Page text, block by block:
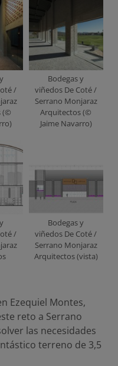
/
(©
Bodegas y
viñedos De Coté /
Serrano Monjaraz
Arquitectos (©
Jaime Navarro)
/
Bodegas y
viñedos De Coté /
Serrano Monjaraz
Arquitectos (vista)
Ezequiel Montes,
reto a Serrano
las necesidades
terreno de 3,5